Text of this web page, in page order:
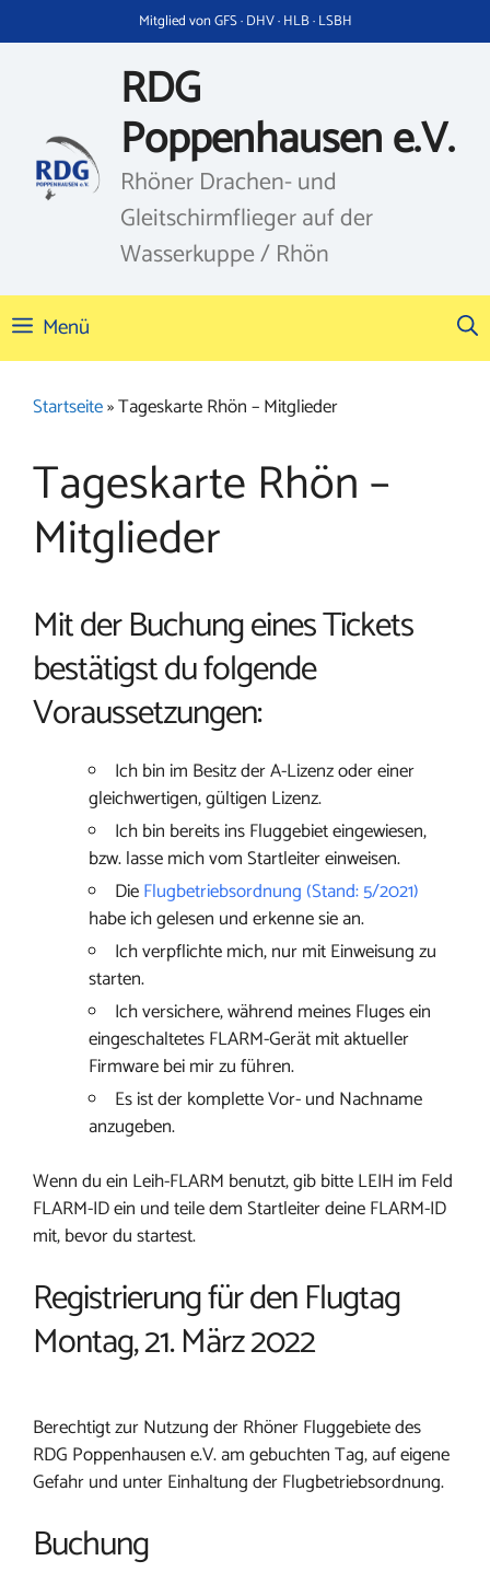
Inhalt
Mitglied von GFS · DHV · HLB · LSBH
RDG
Poppenhausen e.V.
Rhöner Drachen- und
Gleitschirmflieger auf der
Wasserkuppe / Rhön
Menü
Startseite»Tageskarte Rhön – Mitglieder
Tageskarte Rhön –
Mitglieder
Mit der Buchung eines Tickets
bestätigst du folgende
Voraussetzungen:
Ich bin im Besitz der A-Lizenz oder einer
gleichwertigen, gültigen Lizenz.
Ich bin bereits ins Fluggebiet eingewiesen,
bzw. lasse mich vom Startleiter einweisen.
DieFlugbetriebsordnung (Stand: 5/2021)
habe ich gelesen und erkenne sie an.
Ich verpflichte mich, nur mit Einweisung zu
starten.
Ich versichere, während meines Fluges ein
eingeschaltetes FLARM-Gerät mit aktueller
Firmware bei mir zu führen.
Es ist der komplette Vor- und Nachname
anzugeben.
Wenn du ein Leih-FLARM benutzt, gib bitte LEIH im Feld
FLARM-ID ein und teile dem Startleiter deine FLARM-ID
mit, bevor du startest.
Registrierung für den Flugtag
Montag, 21. März 2022
Berechtigt zur Nutzung der Rhöner Fluggebiete des
RDG Poppenhausen e.V. am gebuchten Tag, auf eigene
Gefahr und unter Einhaltung der Flugbetriebsordnung.
Buchung